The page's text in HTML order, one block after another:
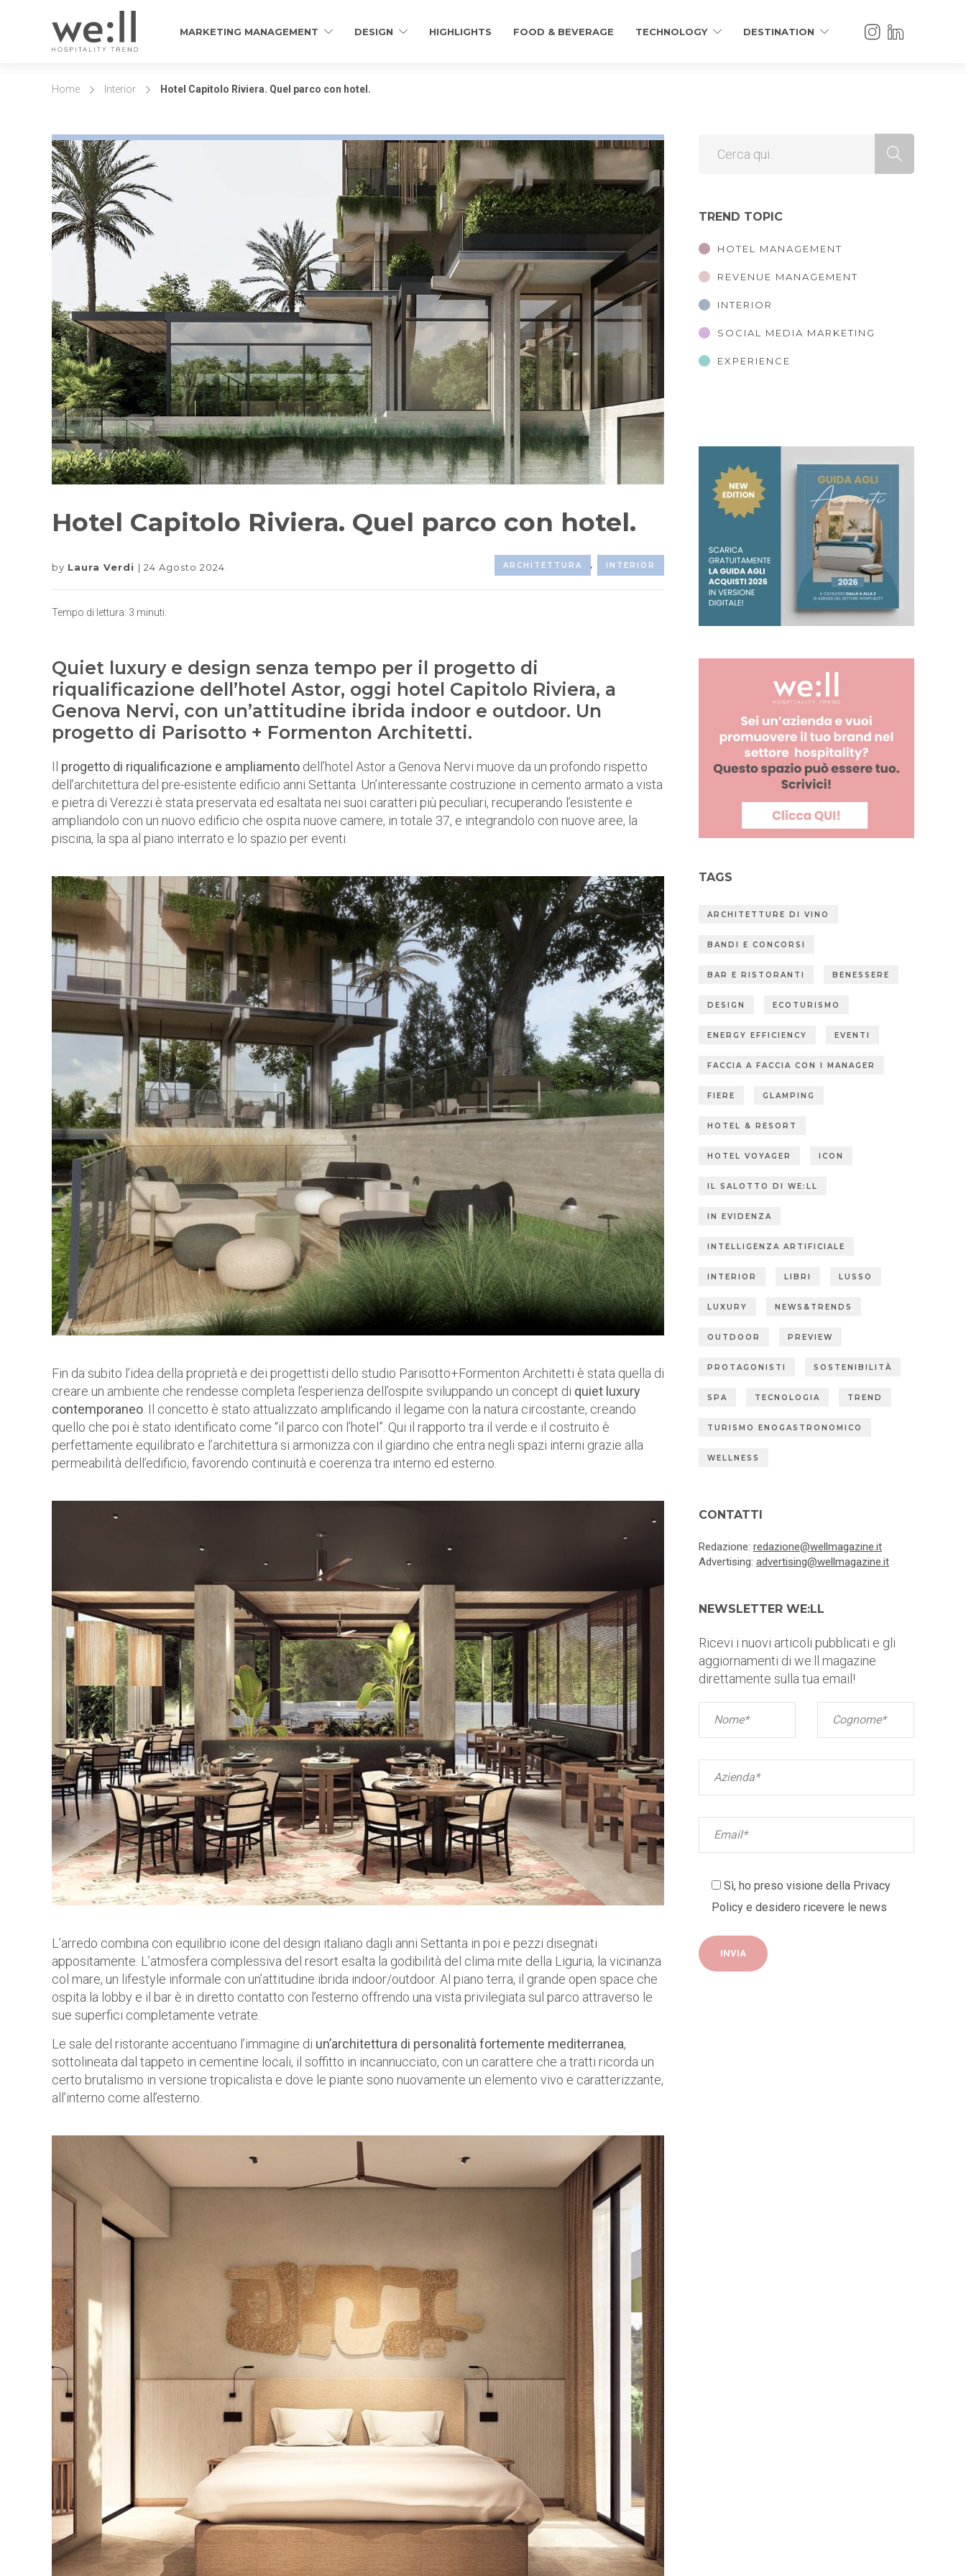
MARKETING MANAGEMENT DESIGN HIGHLIGHTS FOOD & BEVERAGE TECHNOLOGY DESTINATION
Home Interior Hotel Capitolo Riviera. Quel parco con hotel.
Hotel Capitolo Riviera. Quel parco con hotel.
by Laura Verdi 24 Agosto 2024 ARCHITETTURA , INTERIOR
Tempo di lettura: 3 minuti.
Quiet luxury e design senza tempo per il progetto di
riqualificazione dell’hotel Astor, oggi hotel Capitolo Riviera, a
Genova Nervi, con un’attitudine ibrida indoor e outdoor. Un
progetto di Parisotto + Formenton Architetti.
Il progetto di riqualificazione e ampliamento dell’hotel Astor a Genova Nervi muove da un profondo rispetto
dell’architettura del pre-esistente edificio anni Settanta. Un’interessante costruzione in cemento armato a vista
e pietra di Verezzi è stata preservata ed esaltata nei suoi caratteri più peculiari, recuperando l’esistente e
ampliandolo con un nuovo edificio che ospita nuove camere, in totale 37, e integrandolo con nuove aree, la
piscina, la spa al piano interrato e lo spazio per eventi.
Fin da subito l’idea della proprietà e dei progettisti dello studio Parisotto+Formenton Architetti è stata quella di
creare un ambiente che rendesse completa l’esperienza dell’ospite sviluppando un concept di quiet luxury
contemporaneo. Il concetto è stato attualizzato amplificando il legame con la natura circostante, creando
quello che poi è stato identificato come “il parco con l’hotel”. Qui il rapporto tra il verde e il costruito è
perfettamente equilibrato e l’architettura si armonizza con il giardino che entra negli spazi interni grazie alla
permeabilità dell’edificio, favorendo continuità e coerenza tra interno ed esterno.
L’arredo combina con equilibrio icone del design italiano dagli anni Settanta in poi e pezzi disegnati
appositamente. L’atmosfera complessiva del resort esalta la godibilità del clima mite della Liguria, la vicinanza
col mare, un lifestyle informale con un’attitudine ibrida indoor/outdoor. Al piano terra, il grande open space che
ospita la lobby e il bar è in diretto contatto con l’esterno offrendo una vista privilegiata sul parco attraverso le
sue superfici completamente vetrate.
Le sale del ristorante accentuano l’immagine di un’architettura di personalità fortemente mediterranea,
sottolineata dal tappeto in cementine locali, il soffitto in incannucciato, con un carattere che a tratti ricorda un
certo brutalismo in versione tropicalista e dove le piante sono nuovamente un elemento vivo e caratterizzante,
all’interno come all’esterno.
TREND TOPIC
HOTEL MANAGEMENT
REVENUE MANAGEMENT
INTERIOR
SOCIAL MEDIA MARKETING
EXPERIENCE
TAGS
ARCHITETTURE DI VINO
BANDI E CONCORSI
BAR E RISTORANTI BENESSERE
DESIGN ECOTURISMO
ENERGY EFFICIENCY EVENTI
FACCIA A FACCIA CON I MANAGER
FIERE GLAMPING
HOTEL & RESORT
HOTEL VOYAGER ICON
IL SALOTTO DI WE:LL
IN EVIDENZA
INTELLIGENZA ARTIFICIALE
INTERIOR LIBRI LUSSO
LUXURY NEWS&TRENDS
OUTDOOR PREVIEW
PROTAGONISTI SOSTENIBILITÀ
SPA TECNOLOGIA TREND
TURISMO ENOGASTRONOMICO
WELLNESS
CONTATTI
Redazione: redazione@wellmagazine.it
Advertising: advertising@wellmagazine.it
NEWSLETTER WE:LL
Ricevi i nuovi articoli pubblicati e gli
aggiornamenti di we:ll magazine
direttamente sulla tua email!
Sì, ho preso visione della Privacy
Policy e desidero ricevere le news